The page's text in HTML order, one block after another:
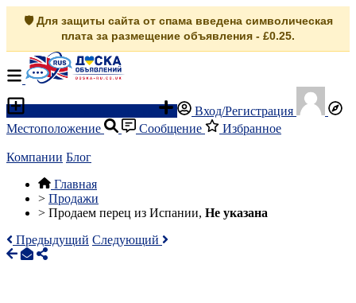
🛡️ Для защиты сайта от спама введена символическая
плата за размещение объявления - £0.25.
Вход/Регистрация
Местоположение
Сообщение Избранное
Компании Блог
Главная
> Продажи
> Продаем перец из Испании, Не указана
Предыдущий Следующий